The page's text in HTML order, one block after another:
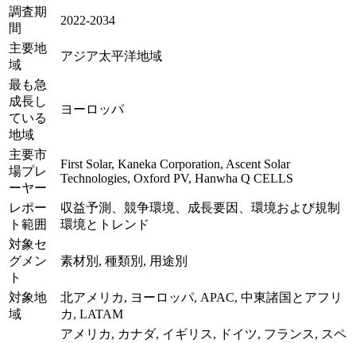
調査期
間
2022-2034
主要地
域
アジア太平洋地域
最も急
成長し
ている
地域
ヨーロッパ
主要市
場プレ
ーヤー
First Solar, Kaneka Corporation, Ascent Solar
Technologies, Oxford PV, Hanwha Q CELLS
レポー
ト範囲
収益予測、競争環境、成長要因、環境および規制
環境とトレンド
対象セ
グメン
ト
素材別, 種類別, 用途別
対象地
域
北アメリカ, ヨーロッパ, APAC, 中東諸国とアフリ
カ, LATAM
アメリカ, カナダ, イギリス, ドイツ, フランス, スペ